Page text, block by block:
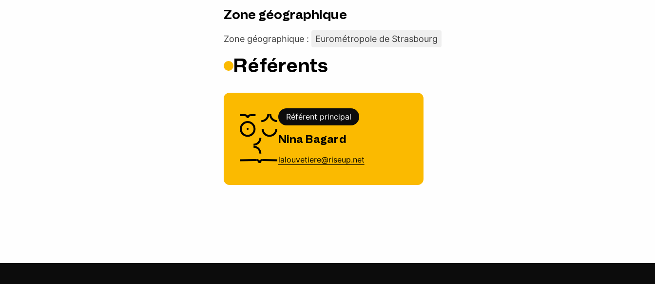
Zone géographique
Zone géographique : Eurométropole de Strasbourg
Référents
Référent principal
Nina Bagard
lalouvetiere@riseup.net